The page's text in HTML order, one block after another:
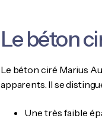
Le béton
Le béton ciré Marius
apparents. Il se
Une très faible